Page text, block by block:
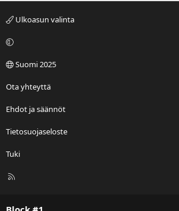
Ulkoasun valinta
Suomi 2025
Ota yhteyttä
Ehdot ja säännöt
Tietosuojaseloste
Tuki
R